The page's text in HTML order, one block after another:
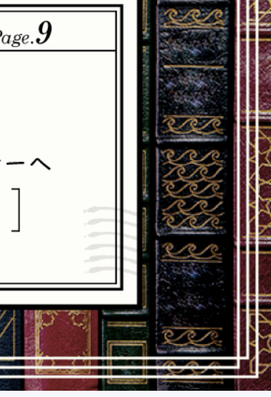
致します。
まえ、適時・適切に見直して継
人の識別に係る以下の情報をい
インID、パスワード、ニックネ